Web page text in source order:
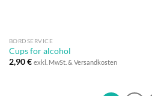
BORDSERVICE
Cups for alcohol
2,90€ exkl. MwSt. & Versandkosten